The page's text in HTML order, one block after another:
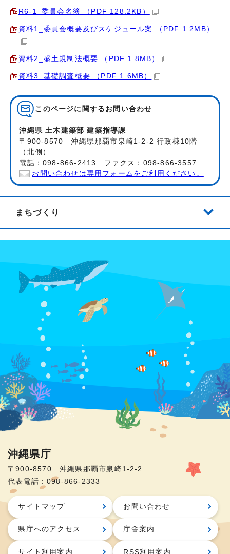
R6-1_委員会名簿 （PDF 128.2KB）
資料1_委員会概要及びスケジュール案 （PDF 1.2MB）
資料2_盛土規制法概要 （PDF 1.8MB）
資料3_基礎調査概要 （PDF 1.6MB）
このページに関する お問い合わせ
沖縄県 土木建築部 建築指導課
〒900-8570 沖縄県那覇市泉崎1-2-2 行政棟10階
（北側）
電話：098-866-2413 ファクス：098-866-3557
お問い合わせは専用フォームをご利用ください。
まちづくり
沖縄県庁
〒900-8570 沖縄県那覇市泉崎1-2-2
代表電話：098-866-2333
サイトマップ お問い合わせ
県庁へのアクセス 庁舎案内
サイト利用案内 RSS利用案内